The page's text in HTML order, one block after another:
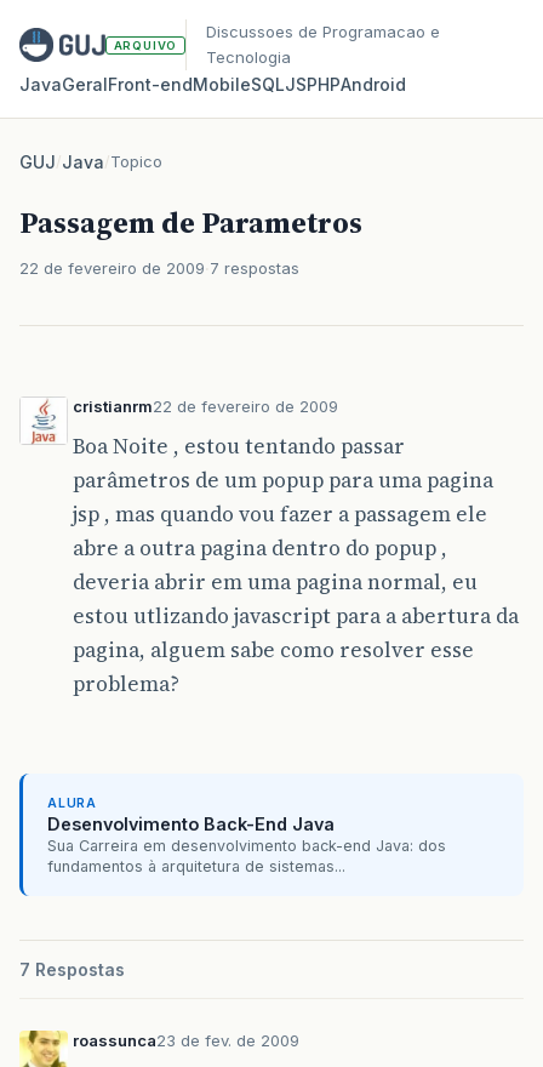
ARQUIVO
Discussoes de Programacao e
Tecnologia
JavaGeralFront‑endMobileSQLJSPHPAndroid
GUJ/Java/Topico
Passagem de Parametros
22 de fevereiro de 2009 7 respostas
cristianrm22 de fevereiro de 2009
Boa Noite , estou tentando passar
parâmetros de um popup para uma pagina
jsp , mas quando vou fazer a passagem ele
abre a outra pagina dentro do popup ,
deveria abrir em uma pagina normal, eu
estou utlizando javascript para a abertura da
pagina, alguem sabe como resolver esse
problema?
ALURA
Desenvolvimento Back-End Java
Sua Carreira em desenvolvimento back-end Java: dos
fundamentos à arquitetura de sistemas...
7 Respostas
roassunca23 de fev. de 2009